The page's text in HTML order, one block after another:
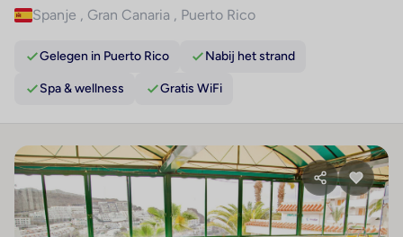
Spanje , Gran Canaria , Puerto Rico
Gelegen in Puerto Rico Nabij het strand
Spa & wellness Gratis WiFi